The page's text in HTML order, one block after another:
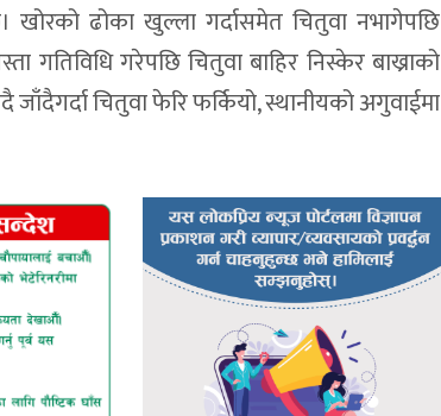
खोरको ढोका खुल्ला गर्दासमेत चितुवा नभागेपछि
गतिविधि गरेपछि चितुवा बाहिर निस्केर बाख्राको
चितुवा फेरि फर्कियो, स्थानीयको अगुवाईमा